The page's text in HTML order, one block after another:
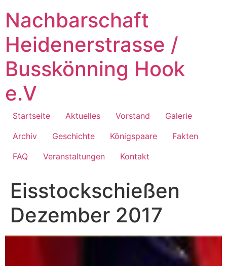
Inhalt
springen
Nachbarschaft
Heidenerstrasse /
Busskönning Hook
e.V
Startseite Aktuelles Vorstand
Galerie
Archiv
Geschichte Königspaare
Fakten
FAQ
Veranstaltungen Kontakt
Eisstockschießen
Dezember 2017